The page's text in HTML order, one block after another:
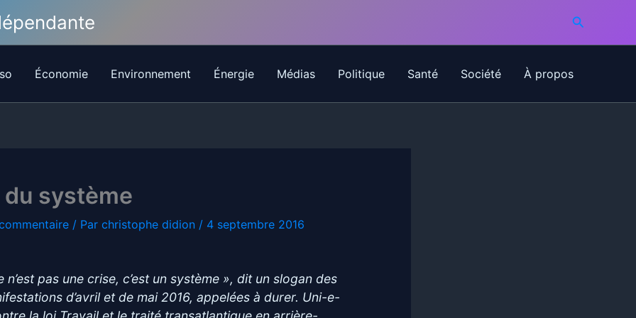
Économie Environnement Énergie Médias Politique Santé Société À propos
système
/ Par christophe didion / 4 septembre 2016
n’est pas une crise, c’est un système », dit un slogan des
d’avril et de mai 2016, appelées à durer. Uni-e-